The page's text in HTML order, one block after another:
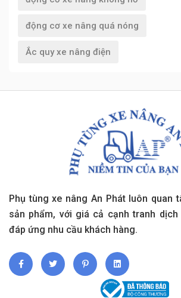
động cơ xe nâng quá nóng
Ắc quy xe nâng điện
Phụ tùng xe nâng An Phát luôn quan
sản phẩm, với giá cả cạnh tranh
đáp ứng nhu cầu khách hàng.